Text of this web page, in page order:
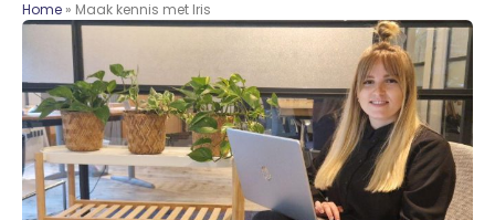
Home » Maak kennis met Iris